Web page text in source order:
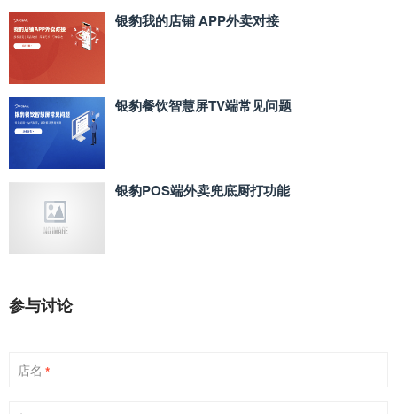
银豹我的店铺 APP外卖对接
银豹餐饮智慧屏TV端常见问题
银豹POS端外卖兜底厨打功能
参与讨论
店名 *